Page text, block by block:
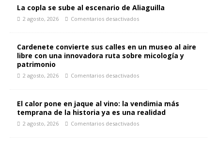
La copla se sube al escenario de Aliaguilla
2 agosto, 2026 Comentarios desactivados
Cardenete convierte sus calles en un museo al aire
libre con una innovadora ruta sobre micología y
patrimonio
2 agosto, 2026 Comentarios desactivados
El calor pone en jaque al vino: la vendimia más
temprana de la historia ya es una realidad
2 agosto, 2026 Comentarios desactivados